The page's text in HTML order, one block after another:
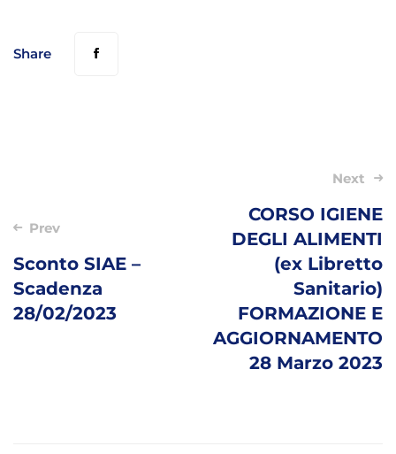
Share
Prev
Sconto SIAE –
Scadenza
28/02/2023
Next
CORSO IGIENE
DEGLI ALIMENTI
(ex Libretto
Sanitario)
FORMAZIONE E
AGGIORNAMENTO
28 Marzo 2023